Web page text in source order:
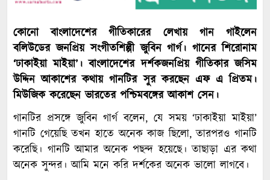
কোনো বাংলাদেশের গীতিকারের লেখায় গান গাইলেন
বলিউডের জনপ্রিয় সংগীতশিল্পী জুবিন গার্গ। গানের শিরোনাম
‘ঢাকাইয়া মাইয়া’। বাংলাদেশের দর্শকজনপ্রিয় গীতিকার জসিম
উদ্দিন আকাশের কথায় গানটির সুর করছেন এফ এ প্রিতম।
মিউজিক করেছেন ভারতের পশ্চিমবঙ্গের আকাশ সেন।
গানটির প্রসঙ্গে জুবিন গার্গ বলেন, যে সময় ‘ঢাকাইয়া মাইয়া’
গানটি গেয়েছি তখন হাতে অনেক কাজ ছিলো, তারপরও গানটি
করেছি। গানটি আমার অনেক পছন্দ হয়েছে। তাছাড়া এর কথা
অনেক সুন্দর। আমি মনে করি দর্শকের অনেক ভালো লাগবে।